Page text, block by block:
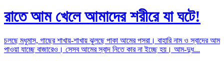
রাতে আম খেলে আমাদের শরীরে যা ঘটে!
চলছে মধুমাস, গাছের শাখায়-শাখায় ঝুলছে পাকা আমের পসরা। বাহারি নাম ও স্বাদের আম
পাওয়া যাচ্ছে বাজারেও। সেসব আমের স্বাদ নিতে কার না ইচ্ছে হয়। আম-দুধ...